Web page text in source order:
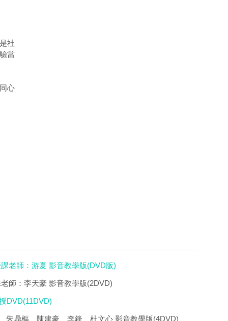
社
當
心
老師：游夏 影音教學版(DVD版)
師：李天豪 影音教學版(2DVD)
DVD(11DVD)
朱鼎樞、陳建豪、李鋒、杜文心 影音教學版(4DVD)